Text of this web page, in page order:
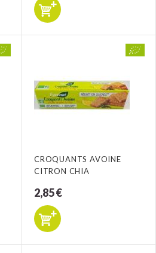
CROQUANTS AVOINE
CITRON CHIA
2,85 €